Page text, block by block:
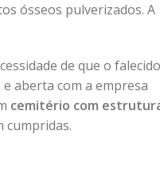
ósseos pulverizados. A
de que o falecido
aberta com a empresa
cemitério com
cumpridas.